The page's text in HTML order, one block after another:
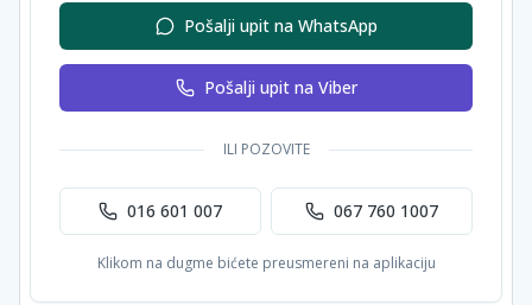
Pošalji upit na WhatsApp
Pošalji upit na Viber
ILI POZOVITE
016 601 007 067 760 1007
Klikom na dugme bićete preusmereni na aplikaciju